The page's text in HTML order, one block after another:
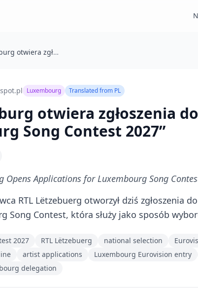
🇱🇺 Luksemburg otwiera zgłoszenia do selekcji „Luxembourg Song Contest 2027”
Luxembourg Translated from PL
otwiera zgłoszenia
Song Contest 2027”
Opens Applications for Luxembourg Song
RTL Lëtzebuerg otworzył dziś zgłoszenia
Song Contest, która służy jako sposób
2027 RTL Lëtzebuerg national selection
artist applications Luxembourg Eurovision entry
delegation